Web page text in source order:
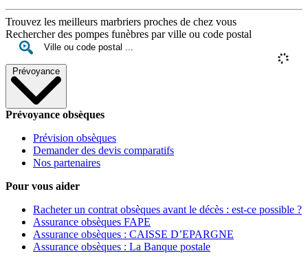
Trouvez les meilleurs marbriers proches de chez vous
Rechercher des pompes funèbres par ville ou code postal
Prévoyance
Prévoyance obsèques
Prévision obsèques
Demander des devis comparatifs
Nos partenaires
Pour vous aider
Racheter un contrat obsèques avant le décès : est-ce possible ?
Assurance obsèques FAPE
Assurance obsèques : CAISSE D’EPARGNE
Assurance obsèques : La Banque postale